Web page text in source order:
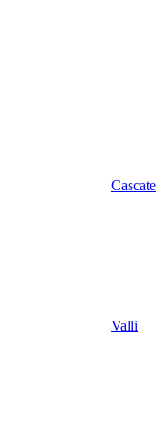
Cascate
Valli